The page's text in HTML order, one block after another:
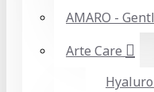
AMARO -
Arte Care